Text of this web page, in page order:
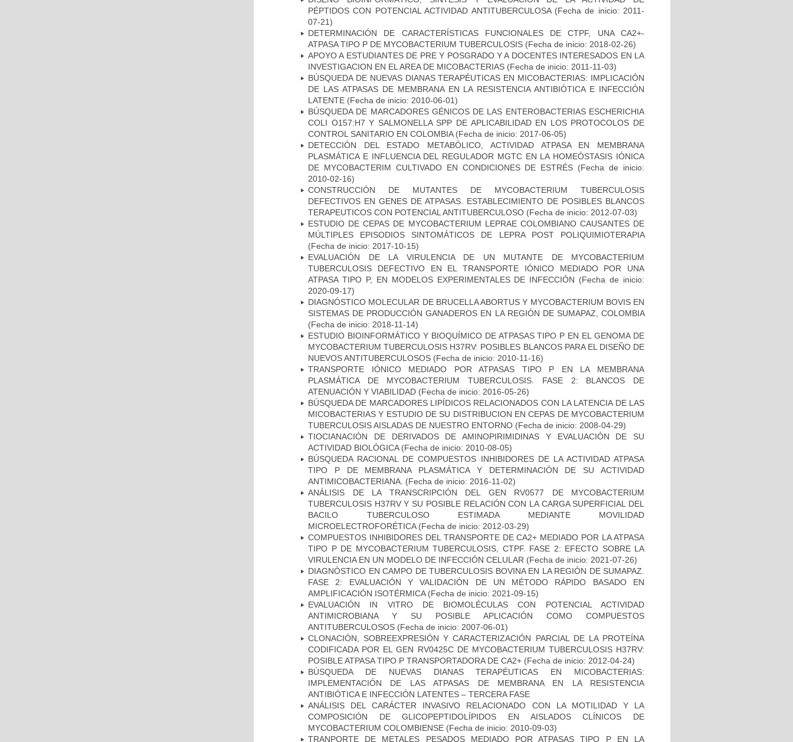
PÉPTIDOS CON POTENCIAL ACTIVIDAD ANTITUBERCULOSA(Fecha de inicio: 2011-
07-21)
DETERMINACIÓN DE CARACTERÍSTICAS FUNCIONALES DE CTPF, UNA CA2+-
ATPASA TIPO P DE MYCOBACTERIUM TUBERCULOSIS (Fecha de inicio: 2018-02-26)
APOYO A ESTUDIANTES DE PRE Y POSGRADO Y A DOCENTES INTERESADOS EN LA
INVESTIGACION EN EL AREA DE MICOBACTERIAS (Fecha de inicio: 2011-11-03)
BÚSQUEDA DE NUEVAS DIANAS TERAPÉUTICAS EN MICOBACTERIAS: IMPLICACIÓN
DE LAS ATPASAS DE MEMBRANA EN LA RESISTENCIA ANTIBIÓTICA E INFECCIÓN
LATENTE (Fecha de inicio: 2010-06-01)
BÚSQUEDA DE MARCADORES GÉNICOS DE LAS ENTEROBACTERIAS ESCHERICHIA
COLI O157:H7 Y SALMONELLA SPP DE APLICABILIDAD EN LOS PROTOCOLOS DE
CONTROL SANITARIO EN COLOMBIA(Fecha de inicio: 2017-06-05)
DETECCIÓN DEL ESTADO METABÓLICO, ACTIVIDAD ATPASA EN MEMBRANA
PLASMÁTICA E INFLUENCIA DEL REGULADOR MGTC EN LA HOMEÓSTASIS IÓNICA
DE MYCOBACTERIM CULTIVADO EN CONDICIONES DE ESTRÉS (Fecha de inicio:
2010-02-16)
CONSTRUCCIÓN DE MUTANTES DE MYCOBACTERIUM TUBERCULOSIS
DEFECTIVOS EN GENES DE ATPASAS. ESTABLECIMIENTO DE POSIBLES BLANCOS
TERAPEUTICOS CON POTENCIAL ANTITUBERCULOSO (Fecha de inicio: 2012-07-03)
ESTUDIO DE CEPAS DE MYCOBACTERIUM LEPRAE COLOMBIANO CAUSANTES DE
MÚLTIPLES EPISODIOS SINTOMÁTICOS DE LEPRA POST POLIQUIMIOTERAPIA
(Fecha de inicio: 2017-10-15)
EVALUACIÓN DE LA VIRULENCIA DE UN MUTANTE DE MYCOBACTERIUM
TUBERCULOSIS DEFECTIVO EN EL TRANSPORTE IÓNICO MEDIADO POR UNA
ATPASA TIPO P, EN MODELOS EXPERIMENTALES DE INFECCIÓN (Fecha de inicio:
2020-09-17)
DIAGNÓSTICO MOLECULAR DE BRUCELLA ABORTUS Y MYCOBACTERIUM BOVIS EN
SISTEMAS DE PRODUCCIÓN GANADEROS EN LA REGIÓN DE SUMAPAZ, COLOMBIA
(Fecha de inicio: 2018-11-14)
ESTUDIO BIOINFORMÁTICO Y BIOQUÍMICO DE ATPASAS TIPO P EN EL GENOMA DE
MYCOBACTERIUM TUBERCULOSIS H37RV: POSIBLES BLANCOS PARA EL DISEÑO DE
NUEVOS ANTITUBERCULOSOS (Fecha de inicio: 2010-11-16)
TRANSPORTE IÓNICO MEDIADO POR ATPASAS TIPO P EN LA MEMBRANA
PLASMÁTICA DE MYCOBACTERIUM TUBERCULOSIS. FASE 2: BLANCOS DE
ATENUACIÓN Y VIABILIDAD (Fecha de inicio: 2016-05-26)
BÚSQUEDA DE MARCADORES LIPÍDICOS RELACIONADOS CON LA LATENCIA DE LAS
MICOBACTERIAS Y ESTUDIO DE SU DISTRIBUCION EN CEPAS DE MYCOBACTERIUM
TUBERCULOSIS AISLADAS DE NUESTRO ENTORNO (Fecha de inicio: 2008-04-29)
TIOCIANACIÓN DE DERIVADOS DE AMINOPIRIMIDINAS Y EVALUACIÓN DE SU
ACTIVIDAD BIOLÓGICA(Fecha de inicio: 2010-08-05)
BÚSQUEDA RACIONAL DE COMPUESTOS INHIBIDORES DE LA ACTIVIDAD ATPASA
TIPO P DE MEMBRANA PLASMÁTICA Y DETERMINACIÓN DE SU ACTIVIDAD
ANTIMICOBACTERIANA. (Fecha de inicio: 2016-11-02)
ANÁLISIS DE LA TRANSCRIPCIÓN DEL GEN RV0577 DE MYCOBACTERIUM
TUBERCULOSIS H37RV Y SU POSIBLE RELACIÓN CON LA CARGA SUPERFICIAL DEL
BACILO TUBERCULOSO ESTIMADA MEDIANTE MOVILIDAD
MICROELECTROFORÉTICA (Fecha de inicio: 2012-03-29)
COMPUESTOS INHIBIDORES DEL TRANSPORTE DE CA2+ MEDIADO POR LA ATPASA
TIPO P DE MYCOBACTERIUM TUBERCULOSIS, CTPF. FASE 2: EFECTO SOBRE LA
VIRULENCIA EN UN MODELO DE INFECCIÓN CELULAR (Fecha de inicio: 2021-07-26)
DIAGNÓSTICO EN CAMPO DE TUBERCULOSIS BOVINA EN LA REGIÓN DE SUMAPAZ.
FASE 2: EVALUACIÓN Y VALIDACIÓN DE UN MÉTODO RÁPIDO BASADO EN
AMPLIFICACIÓN ISOTÉRMICA(Fecha de inicio: 2021-09-15)
EVALUACIÓN IN VITRO DE BIOMOLÉCULAS CON POTENCIAL ACTIVIDAD
ANTIMICROBIANA Y SU POSIBLE APLICACIÓN COMO COMPUESTOS
ANTITUBERCULOSOS (Fecha de inicio: 2007-06-01)
CLONACIÓN, SOBREEXPRESIÓN Y CARACTERIZACIÓN PARCIAL DE LA PROTEÍNA
CODIFICADA POR EL GEN RV0425C DE MYCOBACTERIUM TUBERCULOSIS H37RV:
POSIBLE ATPASA TIPO P TRANSPORTADORA DE CA2+ (Fecha de inicio: 2012-04-24)
BÚSQUEDA DE NUEVAS DIANAS TERAPÉUTICAS EN MICOBACTERIAS:
IMPLEMENTACIÓN DE LAS ATPASAS DE MEMBRANA EN LA RESISTENCIA
ANTIBIÓTICA E INFECCIÓN LATENTES – TERCERA FASE
ANÁLISIS DEL CARÁCTER INVASIVO RELACIONADO CON LA MOTILIDAD Y LA
COMPOSICIÓN DE GLICOPEPTIDOLÍPIDOS EN AISLADOS CLÍNICOS DE
MYCOBACTERIUM COLOMBIENSE (Fecha de inicio: 2010-09-03)
TRANPORTE DE METALES PESADOS MEDIADO POR ATPASAS TIPO P EN LA